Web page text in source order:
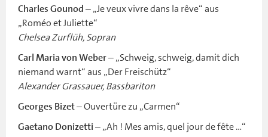
Charles Gounod – „Je veux vivre dans la rêve“ aus
„Roméo et Juliette“
Chelsea Zurflüh, Sopran
Carl Maria von Weber– „Schweig, schweig, damit dich
niemand warnt“ aus „Der Freischütz“
Alexander Grassauer, Bassbariton
Georges Bizet– Ouvertüre zu „Carmen“
Gaetano Donizetti – „Ah ! Mes amis, quel jour de fête …“